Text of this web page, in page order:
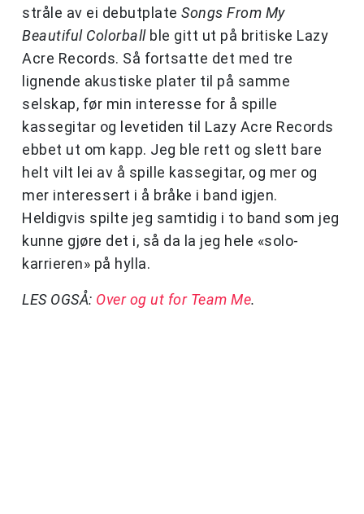
stråle av ei debutplate Songs From My
Beautiful Colorballble gitt ut på britiske Lazy
Acre Records. Så fortsatte det med tre
lignende akustiske plater til på samme
selskap, før min interesse for å spille
kassegitar og levetiden til Lazy Acre Records
ebbet ut om kapp. Jeg ble rett og slett bare
helt vilt lei av å spille kassegitar, og mer og
mer interessert i å bråke i band igjen.
Heldigvis spilte jeg samtidig i to band som jeg
kunne gjøre det i, så da la jeg hele «solo-
karrieren» på hylla.
LES OGSÅ: Over og ut for Team Me.